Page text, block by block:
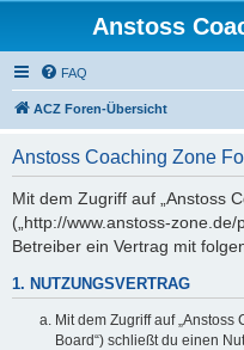
Anstoss
FAQ
ACZ Foren-Übersicht
Anstoss Coaching Zone
Mit dem Zugriff auf „Anstoss
(„http://www.anstoss-
Betreiber ein Vertrag mit
1. NUTZUNGSVERTRAG
Mit dem Zugriff auf
Board“) schließt du einen